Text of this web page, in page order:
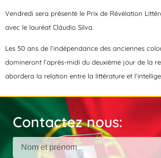
Vendredi sera présenté le Prix de Révélation
avec le lauréat Cláudio Silva.
Les 50 ans de l’indépendance des anciennes
domineront l’après-midi du deuxième jour de la
abordera la relation entre la littérature et
Contactez nous: